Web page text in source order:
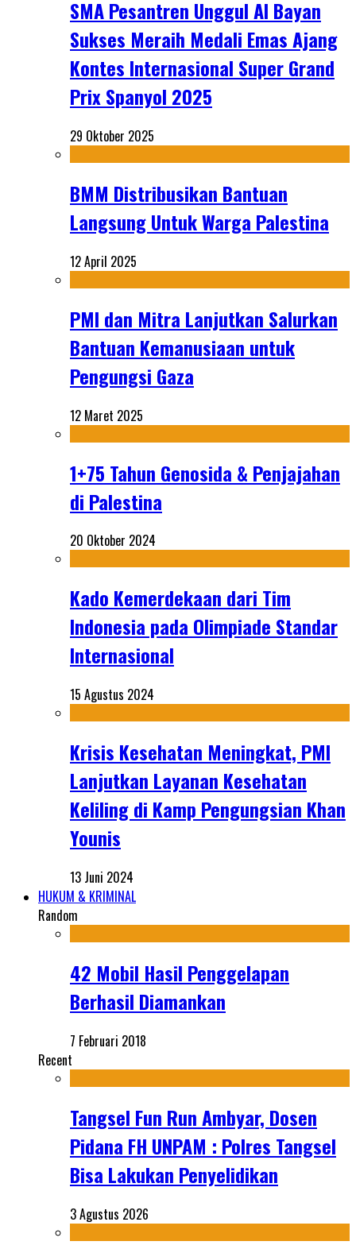
SMA Pesantren Unggul Al Bayan
Sukses Meraih Medali Emas Ajang
Kontes Internasional Super Grand
Prix Spanyol 2025
29 Oktober 2025
BMM Distribusikan Bantuan
Langsung Untuk Warga Palestina
12 April 2025
PMI dan Mitra Lanjutkan Salurkan
Bantuan Kemanusiaan untuk
Pengungsi Gaza
12 Maret 2025
1+75 Tahun Genosida & Penjajahan
di Palestina
20 Oktober 2024
Kado Kemerdekaan dari Tim
Indonesia pada Olimpiade Standar
Internasional
15 Agustus 2024
Krisis Kesehatan Meningkat, PMI
Lanjutkan Layanan Kesehatan
Keliling di Kamp Pengungsian Khan
Younis
13 Juni 2024
HUKUM & KRIMINAL
Random
42 Mobil Hasil Penggelapan
Berhasil Diamankan
7 Februari 2018
Recent
Tangsel Fun Run Ambyar, Dosen
Pidana FH UNPAM : Polres Tangsel
Bisa Lakukan Penyelidikan
3 Agustus 2026